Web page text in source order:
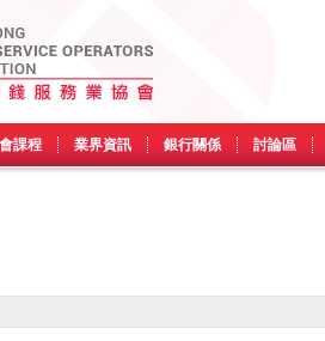
課程 業界資訊 銀行關係 討論區